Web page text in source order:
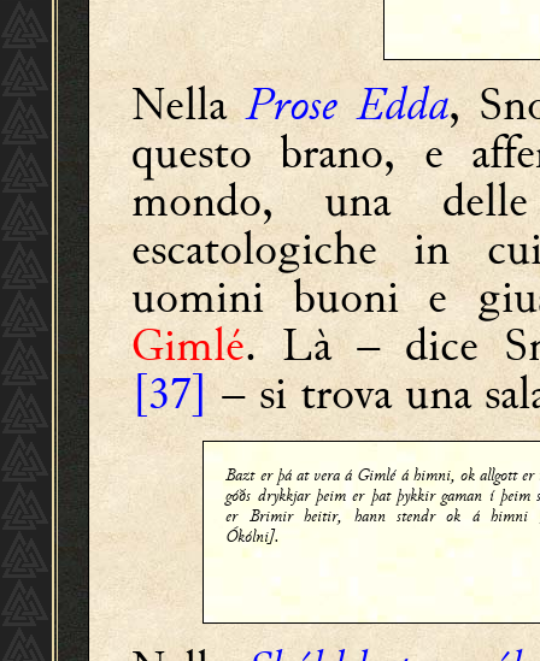
NellaProse Edda,
questo brano, e
mondo, una
escatologiche in
uomini buoni e
Gimlé. Là – dice
[37]– si trova una
Bazt er þá at vera á Gimlé á himni, ok allgott
góðs drykkjar þeim er þat þykkir gaman í þeim
er Brimir heitir, hann stendr ok á himni
Ókólni].